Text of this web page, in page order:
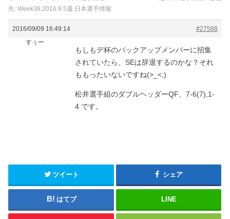
先: Week36:2016.9.5週 日本選手情報
2016/09/09 16:49:14
#27588
すぅー
もしもデ杯のバックアップメンバーに招集
されていたら、SEは辞退するのかな？それ
ももったいないですね(>_<;)
松井選手組のダブルヘッダーQF、7-6(7),1-
4 です。
ツイート シェア
はてブ LINE